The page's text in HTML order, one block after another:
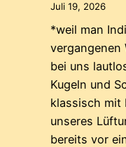
Juli 19, 2026
*weil man
vergangenen
bei uns
Kugeln und
klassisch mit
unseres
bereits vor